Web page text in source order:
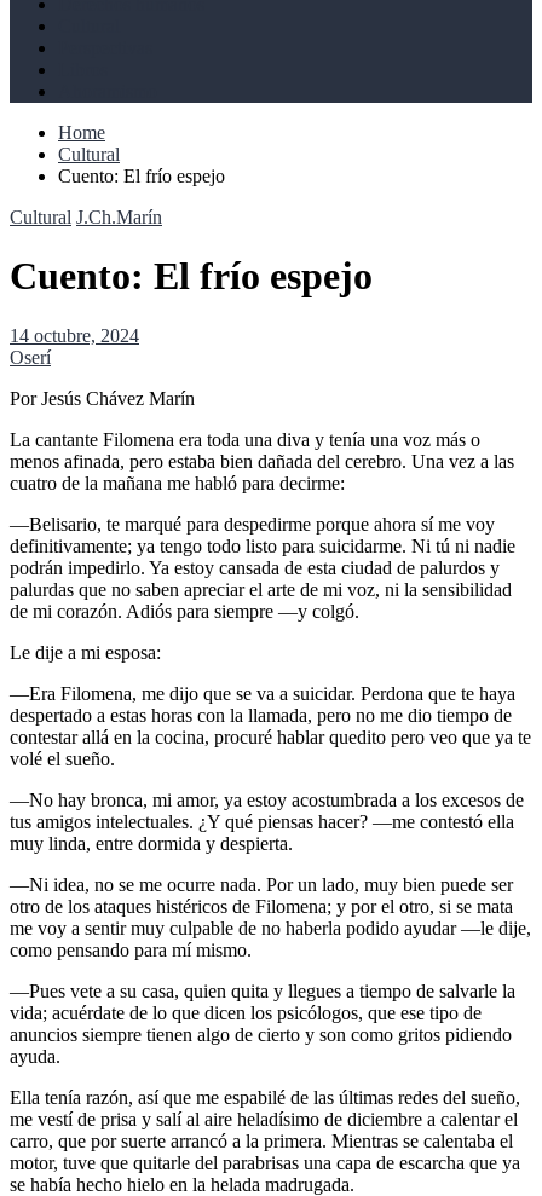
Home
Cultural
Cuento: El frío espejo
Cultural J.Ch.Marín
Cuento: El frío espejo
14 octubre, 2024
Oserí
Por Jesús Chávez Marín
La cantante Filomena era toda una diva y tenía una voz más o
menos afinada, pero estaba bien dañada del cerebro. Una vez a las
cuatro de la mañana me habló para decirme:
—Belisario, te marqué para despedirme porque ahora sí me voy
definitivamente; ya tengo todo listo para suicidarme. Ni tú ni nadie
podrán impedirlo. Ya estoy cansada de esta ciudad de palurdos y
palurdas que no saben apreciar el arte de mi voz, ni la sensibilidad
de mi corazón. Adiós para siempre —y colgó.
Le dije a mi esposa:
—Era Filomena, me dijo que se va a suicidar. Perdona que te haya
despertado a estas horas con la llamada, pero no me dio tiempo de
contestar allá en la cocina, procuré hablar quedito pero veo que ya te
volé el sueño.
—No hay bronca, mi amor, ya estoy acostumbrada a los excesos de
tus amigos intelectuales. ¿Y qué piensas hacer? —me contestó ella
muy linda, entre dormida y despierta.
—Ni idea, no se me ocurre nada. Por un lado, muy bien puede ser
otro de los ataques histéricos de Filomena; y por el otro, si se mata
me voy a sentir muy culpable de no haberla podido ayudar —le dije,
como pensando para mí mismo.
—Pues vete a su casa, quien quita y llegues a tiempo de salvarle la
vida; acuérdate de lo que dicen los psicólogos, que ese tipo de
anuncios siempre tienen algo de cierto y son como gritos pidiendo
ayuda.
Ella tenía razón, así que me espabilé de las últimas redes del sueño,
me vestí de prisa y salí al aire heladísimo de diciembre a calentar el
carro, que por suerte arrancó a la primera. Mientras se calentaba el
motor, tuve que quitarle del parabrisas una capa de escarcha que ya
se había hecho hielo en la helada madrugada.